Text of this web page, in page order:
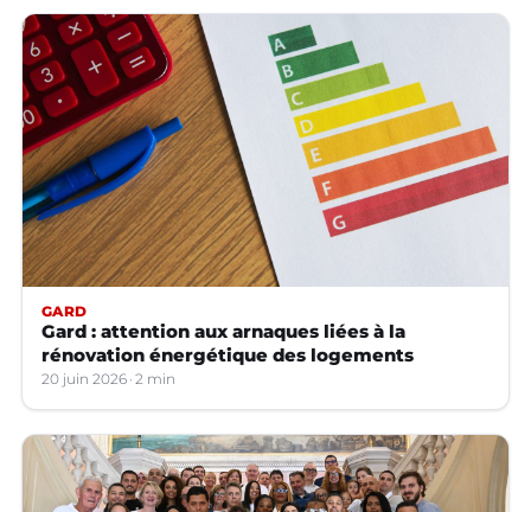
GARD
Gard : attention aux arnaques liées à la
rénovation énergétique des logements
20 juin 2026 2 min